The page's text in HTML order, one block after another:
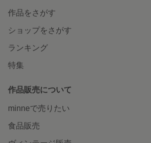
作品をさがす
ショップをさがす
ランキング
特集
作品販売について
minneで売りたい
食品販売